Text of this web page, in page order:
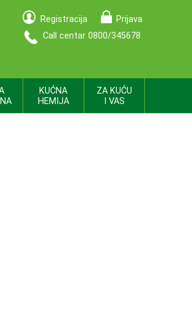
Registracija
Prijava
Call centar 0800/345678
KUĆNA
HEMIJA
ZA KUĆU
I VAS